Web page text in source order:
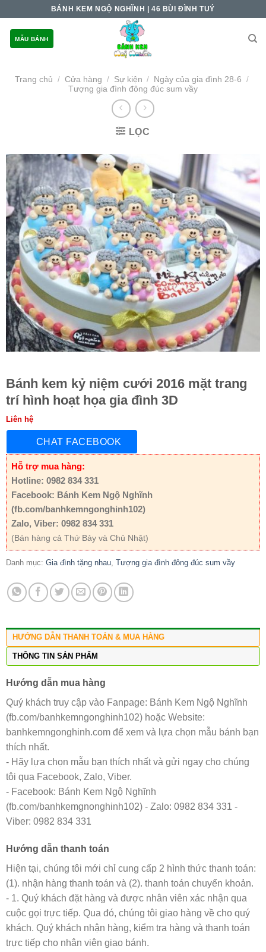
content
BÁNH KEM NGỘ NGHĨNH | 46 BÙI ĐÌNH TUÝ
MẪU BÁNH
Trang chủ / Cửa hàng / Sự kiện / Ngày của gia đình 28-6 /
Tượng gia đình đông đúc sum vầy
LỌC
Bánh kem kỷ niệm cưới 2016 mặt trang
trí hình hoạt họa gia đình 3D
Liên hệ
CHAT FACEBOOK
Hỗ trợ mua hàng:
Hotline: 0982 834 331
Facebook: Bánh Kem Ngộ Nghĩnh
(fb.com/banhkemngonghinh102)
Zalo, Viber: 0982 834 331
(Bán hàng cả Thứ Bảy và Chủ Nhật)
Danh mục: Gia đình tặng nhau, Tượng gia đình đông đúc sum vầy
HƯỚNG DẪN THANH TOÁN & MUA HÀNG
THÔNG TIN SẢN PHẨM
Hướng dẫn mua hàng
Quý khách truy cập vào Fanpage: Bánh Kem Ngộ Nghĩnh
(fb.com/banhkemngonghinh102) hoặc Website:
banhkemngonghinh.com để xem và lựa chọn mẫu bánh bạn
thích nhất.
- Hãy lựa chọn mẫu bạn thích nhất và gửi ngay cho chúng
tôi qua Facebook, Zalo, Viber.
- Facebook: Bánh Kem Ngộ Nghĩnh
(fb.com/banhkemgnonghinh102) - Zalo: 0982 834 331 -
Viber: 0982 834 331
Hướng dẫn thanh toán
Hiện tại, chúng tôi mới chỉ cung cấp 2 hình thức thanh toán:
(1). nhận hàng thanh toán và (2). thanh toán chuyển khoản.
- 1. Quý khách đặt hàng và được nhân viên xác nhận qua
cuộc gọi trực tiếp. Qua đó, chúng tôi giao hàng về cho quý
khách. Quý khách nhận hàng, kiểm tra hàng và thanh toán
trực tiếp cho nhân viên giao bánh.